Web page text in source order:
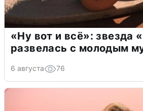
«Ну вот и всё»: звезда
развелась с молодым
6 августа 76